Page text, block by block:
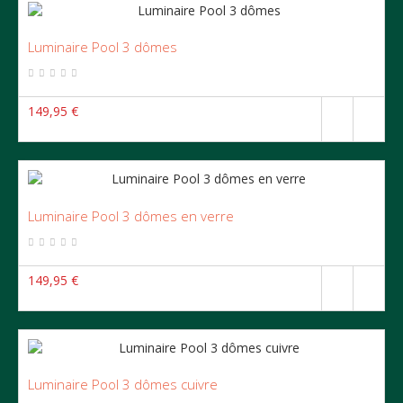
Luminaire Pool 3 dômes
149,95 €
Luminaire Pool 3 dômes en verre
149,95 €
Luminaire Pool 3 dômes cuivre